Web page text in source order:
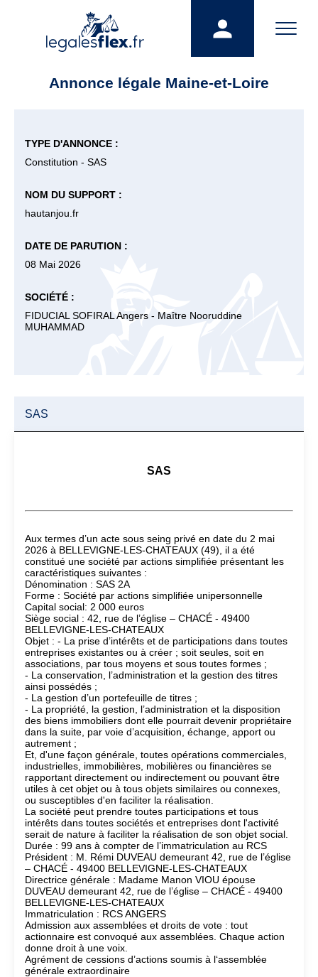
Annonce légale Maine-et-Loire
TYPE D'ANNONCE :
Constitution - SAS
NOM DU SUPPORT :
hautanjou.fr
DATE DE PARUTION :
08 Mai 2026
SOCIÉTÉ :
FIDUCIAL SOFIRAL Angers - Maître Nooruddine
MUHAMMAD
SAS
SAS
Aux termes d’un acte sous seing privé en date du 2 mai
2026 à BELLEVIGNE-LES-CHATEAUX (49), il a été
constitué une société par actions simplifiée présentant les
caractéristiques suivantes :
Dénomination : SAS 2A
Forme : Société par actions simplifiée unipersonnelle
Capital social: 2 000 euros
Siège social : 42, rue de l’église – CHACÉ - 49400
BELLEVIGNE-LES-CHATEAUX
Objet : - La prise d’intérêts et de participations dans toutes
entreprises existantes ou à créer ; soit seules, soit en
associations, par tous moyens et sous toutes formes ;
- La conservation, l’administration et la gestion des titres
ainsi possédés ;
- La gestion d’un portefeuille de titres ;
- La propriété, la gestion, l’administration et la disposition
des biens immobiliers dont elle pourrait devenir propriétaire
dans la suite, par voie d’acquisition, échange, apport ou
autrement ;
Et, d'une façon générale, toutes opérations commerciales,
industrielles, immobilières, mobilières ou financières se
rapportant directement ou indirectement ou pouvant être
utiles à cet objet ou à tous objets similaires ou connexes,
ou susceptibles d'en faciliter la réalisation.
La société peut prendre toutes participations et tous
intérêts dans toutes sociétés et entreprises dont l'activité
serait de nature à faciliter la réalisation de son objet social.
Durée : 99 ans à compter de l’immatriculation au RCS
Président : M. Rémi DUVEAU demeurant 42, rue de l’église
– CHACÉ - 49400 BELLEVIGNE-LES-CHATEAUX
Directrice générale : Madame Manon VIOU épouse
DUVEAU demeurant 42, rue de l’église – CHACÉ - 49400
BELLEVIGNE-LES-CHATEAUX
Immatriculation : RCS ANGERS
Admission aux assemblées et droits de vote : tout
actionnaire est convoqué aux assemblées. Chaque action
donne droit à une voix.
Agrément de cessions d’actions soumis à l‘assemblée
générale extraordinaire